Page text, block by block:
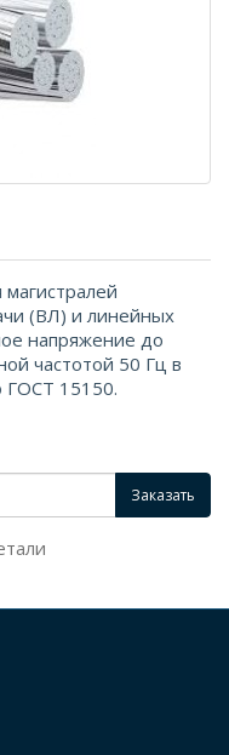
(ВЛ) и линейных
напряжение до
частотой 50 Гц в
ГОСТ 15150.
Заказать